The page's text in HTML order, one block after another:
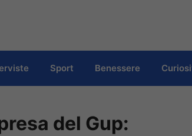
Sport Benessere
del Gup: